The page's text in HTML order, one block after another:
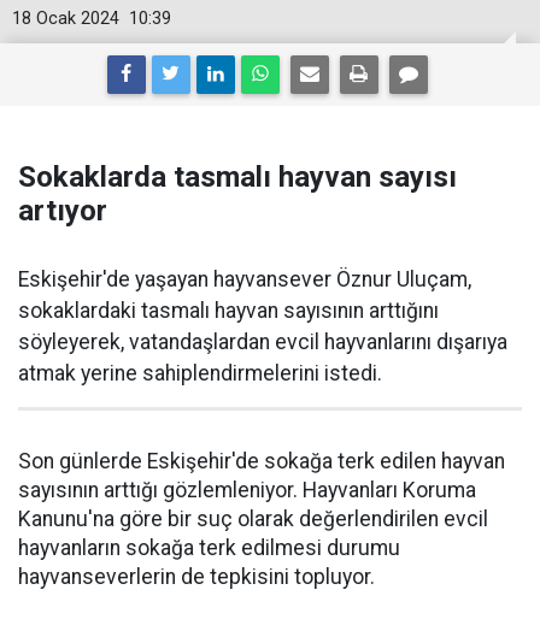
10:39
18 Ocak 2024
Sokaklarda tasmalı hayvan sayısı
artıyor
Eskişehir'de yaşayan hayvansever Öznur Uluçam,
sokaklardaki tasmalı hayvan sayısının arttığını
söyleyerek, vatandaşlardan evcil hayvanlarını dışarıya
atmak yerine sahiplendirmelerini istedi.
Son günlerde Eskişehir'de sokağa terk edilen hayvan
sayısının arttığı gözlemleniyor. Hayvanları Koruma
Kanunu'na göre bir suç olarak değerlendirilen evcil
hayvanların sokağa terk edilmesi durumu
hayvanseverlerin de tepkisini topluyor.